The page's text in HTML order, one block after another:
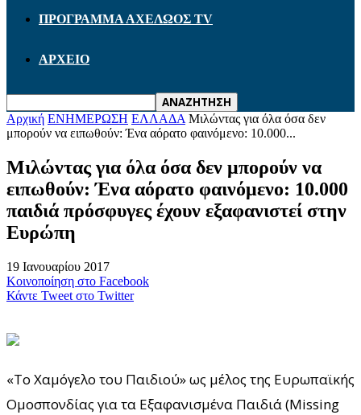
ΠΡΟΓΡΑΜΜΑ ΑΧΕΛΩΟΣ TV
ΑΡΧΕΙΟ
Αρχική ΕΝΗΜΕΡΩΣΗ ΕΛΛΑΔΑ Μιλώντας για όλα όσα δεν
μπορούν να ειπωθούν: Ένα αόρατο φαινόμενο: 10.000...
Μιλώντας για όλα όσα δεν μπορούν να
ειπωθούν: Ένα αόρατο φαινόμενο: 10.000
παιδιά πρόσφυγες έχουν εξαφανιστεί στην
Ευρώπη
19 Ιανουαρίου 2017
Κοινοποίηση στο Facebook
Κάντε Tweet στο Twitter
«Το Χαμόγελο του Παιδιού» ως μέλος της Ευρωπαϊκής
Ομοσπονδίας για τα Εξαφανισμένα Παιδιά (Missing